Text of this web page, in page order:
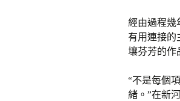
經由過程幾
有用連接的
壤芬芳的作
“不是每個
緒。”在新